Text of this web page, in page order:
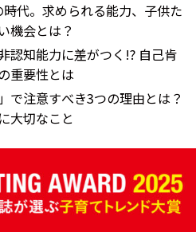
時代。求められる能力、子供た
機会とは？
認知能力に差がつく!? 自己肯
重要性とは
で注意すべき3つの理由とは？
大切なこと